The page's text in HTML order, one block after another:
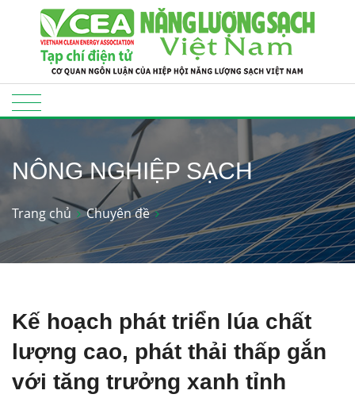
NÔNG NGHIỆP SẠCH
Trang chủ Chuyên đề
Kế hoạch phát triển lúa chất
lượng cao, phát thải thấp gắn
với tăng trưởng xanh tỉnh